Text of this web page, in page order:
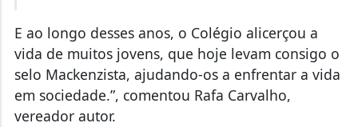
E ao longo desses anos, o Colégio alicerçou a
vida de muitos jovens, que hoje levam consigo o
selo Mackenzista, ajudando-os a enfrentar a vida
em sociedade.”, comentou Rafa Carvalho,
vereador autor.